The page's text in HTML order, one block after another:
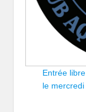
Entrée
le mercredi